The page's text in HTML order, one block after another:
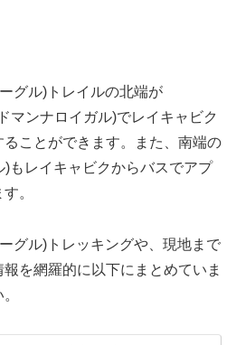
グル)トレイルの北端が
マンナロイガル)でレイキャビク
ことができます。また、南端の
)もレイキャビクからバスでアプ
。
グル)トレッキングや、現地まで
を網羅的に以下にまとめていま